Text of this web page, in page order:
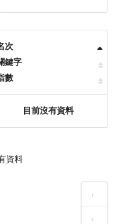
次
鍵字
數
目前沒有資料
資料
‹
›